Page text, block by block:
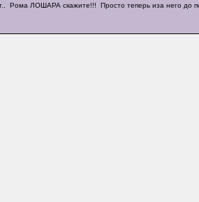
Рома ЛОШАРА скажите!!! Просто теперь иза него до